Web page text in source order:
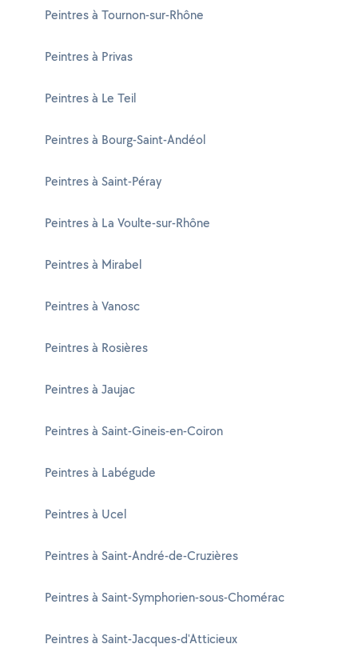
Peintres à Tournon-sur-Rhône
Peintres à Privas
Peintres à Le Teil
Peintres à Bourg-Saint-Andéol
Peintres à Saint-Péray
Peintres à La Voulte-sur-Rhône
Peintres à Mirabel
Peintres à Vanosc
Peintres à Rosières
Peintres à Jaujac
Peintres à Saint-Gineis-en-Coiron
Peintres à Labégude
Peintres à Ucel
Peintres à Saint-André-de-Cruzières
Peintres à Saint-Symphorien-sous-Chomérac
Peintres à Saint-Jacques-d'Atticieux